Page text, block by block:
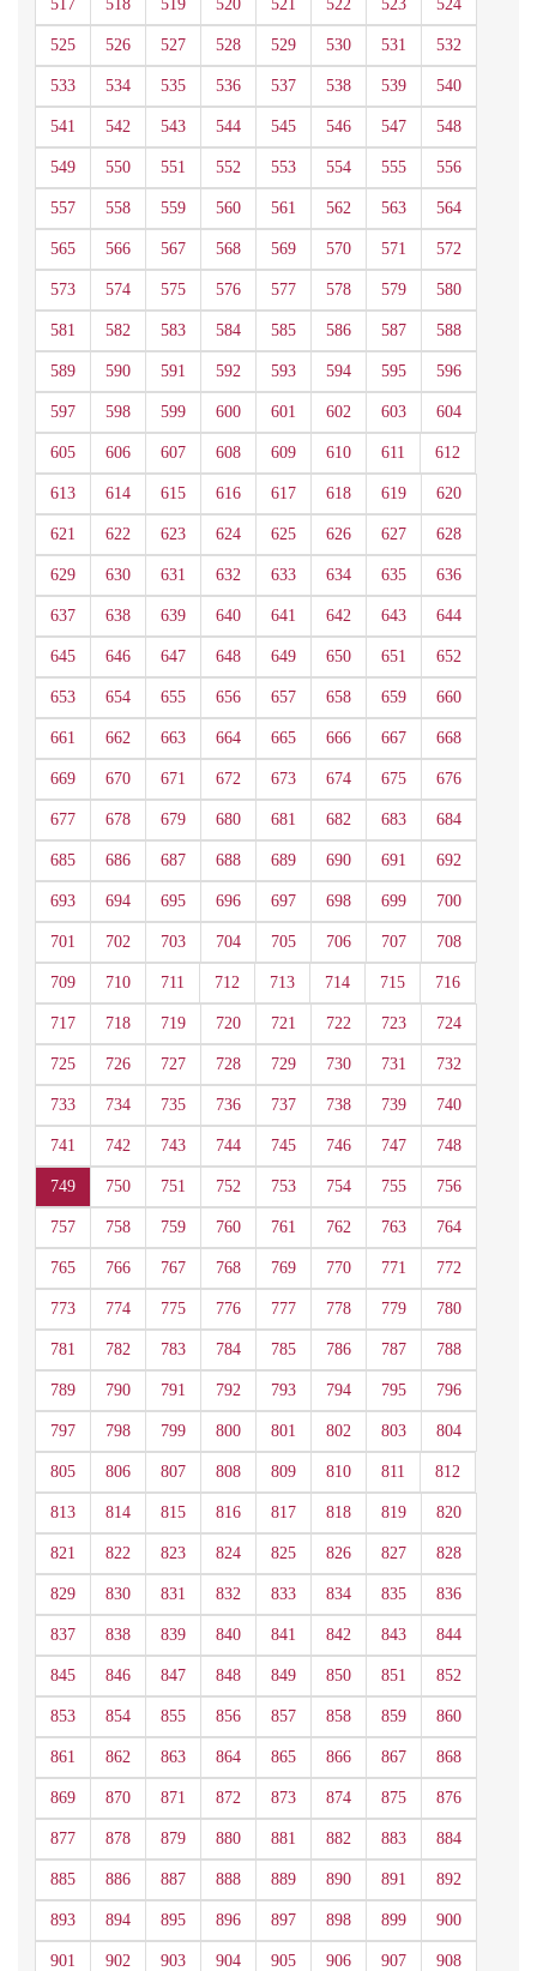
517 518 519 520 521 522 523 524
525 526 527 528 529 530 531 532
533 534 535 536 537 538 539 540
541 542 543 544 545 546 547 548
549 550 551 552 553 554 555 556
557 558 559 560 561 562 563 564
565 566 567 568 569 570 571 572
573 574 575 576 577 578 579 580
581 582 583 584 585 586 587 588
589 590 591 592 593 594 595 596
597 598 599 600 601 602 603 604
605 606 607 608 609 610 611 612
613 614 615 616 617 618 619 620
621 622 623 624 625 626 627 628
629 630 631 632 633 634 635 636
637 638 639 640 641 642 643 644
645 646 647 648 649 650 651 652
653 654 655 656 657 658 659 660
661 662 663 664 665 666 667 668
669 670 671 672 673 674 675 676
677 678 679 680 681 682 683 684
685 686 687 688 689 690 691 692
693 694 695 696 697 698 699 700
701 702 703 704 705 706 707 708
709 710 711 712 713 714 715 716
717 718 719 720 721 722 723 724
725 726 727 728 729 730 731 732
733 734 735 736 737 738 739 740
741 742 743 744 745 746 747 748
749 750 751 752 753 754 755 756
757 758 759 760 761 762 763 764
765 766 767 768 769 770 771 772
773 774 775 776 777 778 779 780
781 782 783 784 785 786 787 788
789 790 791 792 793 794 795 796
797 798 799 800 801 802 803 804
805 806 807 808 809 810 811 812
813 814 815 816 817 818 819 820
821 822 823 824 825 826 827 828
829 830 831 832 833 834 835 836
837 838 839 840 841 842 843 844
845 846 847 848 849 850 851 852
853 854 855 856 857 858 859 860
861 862 863 864 865 866 867 868
869 870 871 872 873 874 875 876
877 878 879 880 881 882 883 884
885 886 887 888 889 890 891 892
893 894 895 896 897 898 899 900
901 902 903 904 905 906 907 908